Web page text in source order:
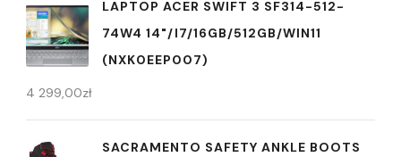
LAPTOP ACER SWIFT 3 SF314-512-
74W4 14"/I7/16GB/512GB/WIN11
(NXK0EEP007)
4 299,00zł
SACRAMENTO SAFETY ANKLE BOOTS